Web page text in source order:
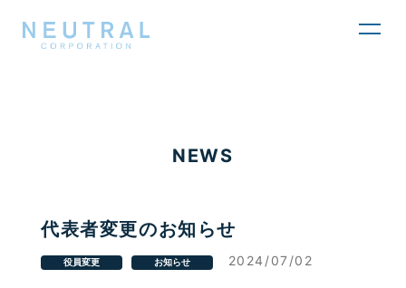
NEWS
代表者変更のお知らせ
役員変更 お知らせ 2024/07/02